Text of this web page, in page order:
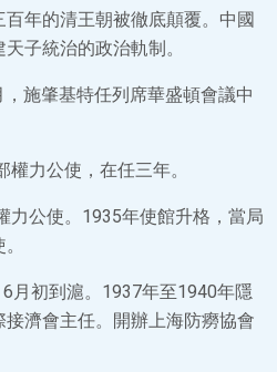
年的清王朝被徹底顛覆。中國
子統治的政治軌制。
施肇基特任列席華盛頓會議中
力公使，在任三年。
力公使。1935年使館升格，當局
月初到滬。1937年至1940年隱
濟會主任。開辦上海防癆協會